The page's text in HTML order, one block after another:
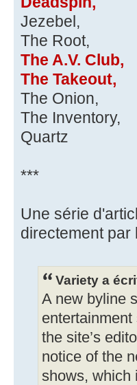
Jezebel,
The Root,
The A.V. Club,
The Takeout,
The Onion,
The Inventory,
Quartz
***
Une série
directement par
Variety a
A new byline
entertainment
the site’s
notice of the
shows, which